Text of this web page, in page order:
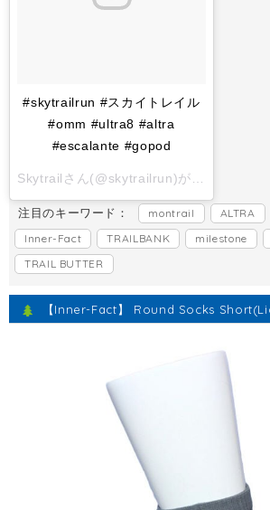
#skytrailrun #スカイトレイル
#omm #ultra8 #altra
#escalante #gopod
Skytrailさん(@skytrailrun)がシェアした投稿 -
注目のキーワード： montrail ALTRA
Inner-Fact
TRAILBANK milestone
TRAIL BUTTER
【Inner-Fact】 Round Socks